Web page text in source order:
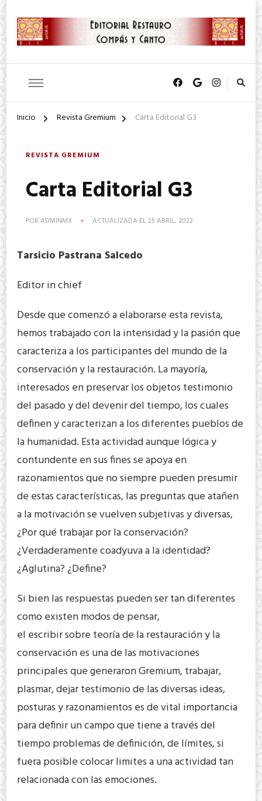
Inicio Revista Gremium Carta Editorial G3
REVISTA GREMIUM
Carta Editorial G3
POR ADMINMX ACTUALIZADA EL25 ABRIL, 2022
Tarsicio Pastrana Salcedo
Editor in chief
Desde que comenzó a elaborarse esta revista,
hemos trabajado con la intensidad y la pasión que
caracteriza a los participantes del mundo de la
conservación y la restauración. La mayoría,
interesados en preservar los objetos testimonio
del pasado y del devenir del tiempo, los cuales
definen y caracterizan a los diferentes pueblos de
la humanidad. Esta actividad aunque lógica y
contundente en sus fines se apoya en
razonamientos que no siempre pueden presumir
de estas características, las preguntas que atañen
a la motivación se vuelven subjetivas y diversas,
¿Por qué trabajar por la conservación?
¿Verdaderamente coadyuva a la identidad?
¿Aglutina? ¿Define?
Si bien las respuestas pueden ser tan diferentes
como existen modos de pensar,
el escribir sobre teoría de la restauración y la
conservación es una de las motivaciones
principales que generaron Gremium, trabajar,
plasmar, dejar testimonio de las diversas ideas,
posturas y razonamientos es de vital importancia
para definir un campo que tiene a través del
tiempo problemas de definición, de límites, si
fuera posible colocar limites a una actividad tan
relacionada con las emociones.